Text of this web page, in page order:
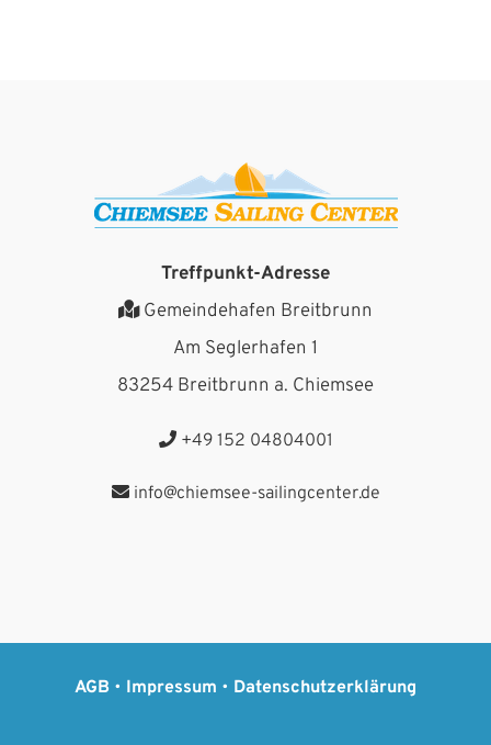
Treffpunkt-Adresse
Gemeindehafen Breitbrunn
Am Seglerhafen 1
83254 Breitbrunn a. Chiemsee
+49 152 04804001
info@chiemsee-sailingcenter.de
AGB • Impressum • Datenschutzerklärung